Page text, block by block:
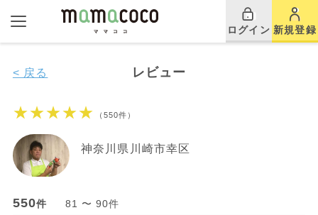
ログイン 新規登録
レビュー
< 戻る
★★★★★ （550件）
神奈川県川崎市幸区
550件 81 〜 90件